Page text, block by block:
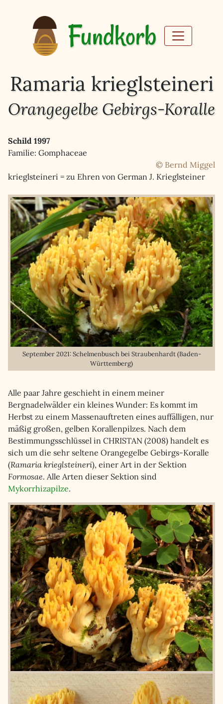
Fundkorb
Ramaria krieglsteineri
Orangegelbe Gebirgs-Koralle
Schild 1997
Familie: Gomphaceae
© Bernd Miggel
krieglsteineri = zu Ehren von German J. Krieglsteiner
September 2021: Schelmenbusch bei Straubenhardt (Baden-
Württemberg)
Alle paar Jahre geschieht in einem meiner
Bergnadelwälder ein kleines Wunder: Es kommt im
Herbst zu einem Massenauftreten eines auffälligen, nur
mäßig großen, gelben Korallenpilzes. Nach dem
Bestimmungsschlüssel in CHRISTAN (2008) handelt es
sich um die sehr seltene Orangegelbe Gebirgs-Koralle
(Ramaria krieglsteineri), einer Art in der Sektion
Formosae. Alle Arten dieser Sektion sind
Mykorrhizapilze.